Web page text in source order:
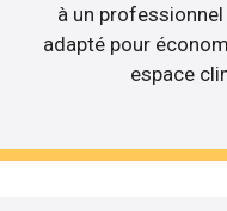
à un
adapté pour
espace